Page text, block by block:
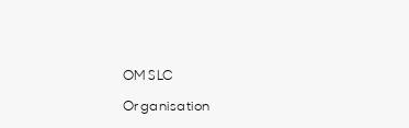
OM SLC
Organisation